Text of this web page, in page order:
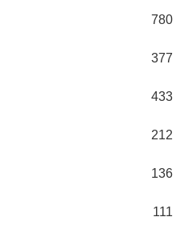
780
377
433
212
136
111